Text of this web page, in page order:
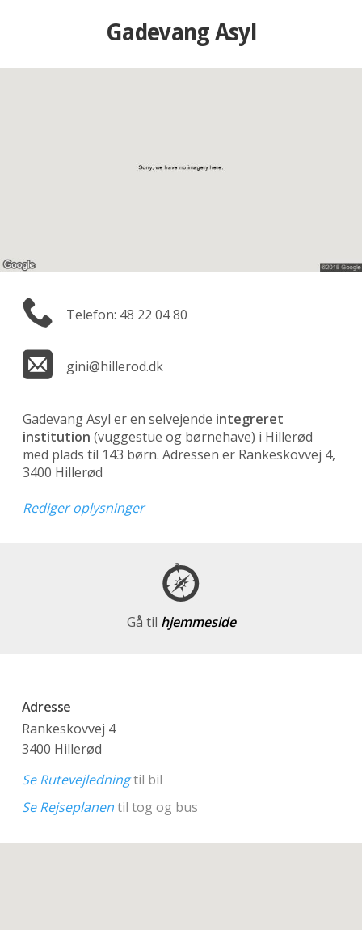
Gadevang Asyl
Telefon: 48 22 04 80
gini@hillerod.dk
Gadevang Asyl er en selvejende integreret
institution (vuggestue og børnehave) i Hillerød
med plads til 143 børn. Adressen er Rankeskovvej 4,
3400 Hillerød
Rediger oplysninger
Gå til hjemmeside
Adresse
Rankeskovvej 4
3400 Hillerød
Se Rutevejledningtil bil
Se Rejseplanentil tog og bus